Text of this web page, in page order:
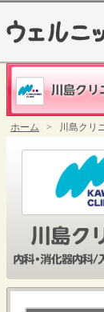
入院病床 / 人
ホーム > 川島クリ